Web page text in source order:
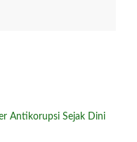
Antikorupsi Sejak Dini